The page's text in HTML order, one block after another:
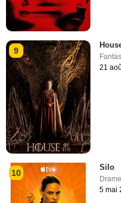
9
21
10
Silo
Drame
5 mai